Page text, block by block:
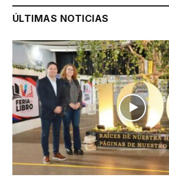
ÚLTIMAS NOTICIAS